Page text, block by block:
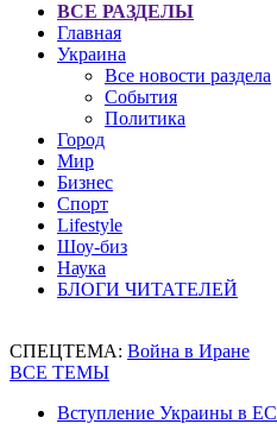
ВСЕ РАЗДЕЛЫ
Главная
Украина
Все новости раздела
События
Политика
Город
Мир
Бизнес
Спорт
Lifestyle
Шоу-биз
Наука
БЛОГИ ЧИТАТЕЛЕЙ
СПЕЦТЕМА: Война в Иране
ВСЕ ТЕМЫ
Вступление Украины в ЕС